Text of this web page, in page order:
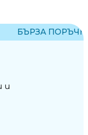
БЪРЗА ПОРЪЧКА:
и